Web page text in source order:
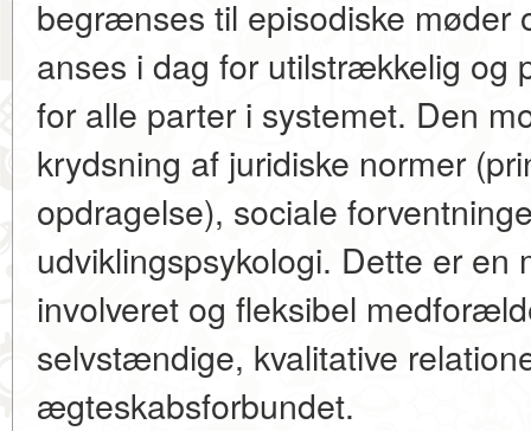
begrænses til episodiske møder
anses i dag for utilstrækkelig og
for alle parter i systemet. Den
krydsning af juridiske normer
opdragelse), sociale
udviklingspsykologi. Dette er
involveret og fleksibel
selvstændige, kvalitative
ægteskabsforbundet.